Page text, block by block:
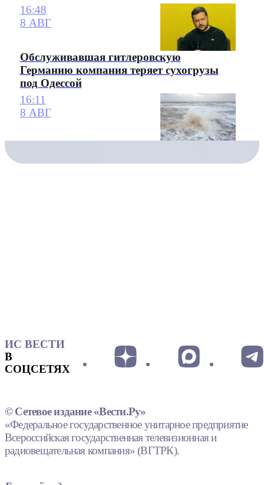
16:48
8 АВГ
Обслуживавшая гитлеровскую
Германию компания теряет сухогрузы
под Одессой
16:11
8 АВГ
ИС ВЕСТИ
В
СОЦСЕТЯХ
© Сетевое издание «Вести.Ру»
«Федеральное государственное унитарное предприятие
Всероссийская государственная телевизионная и
радиовещательная компания» (ВГТРК).